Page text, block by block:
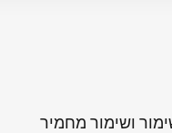
ושימור מחמיר